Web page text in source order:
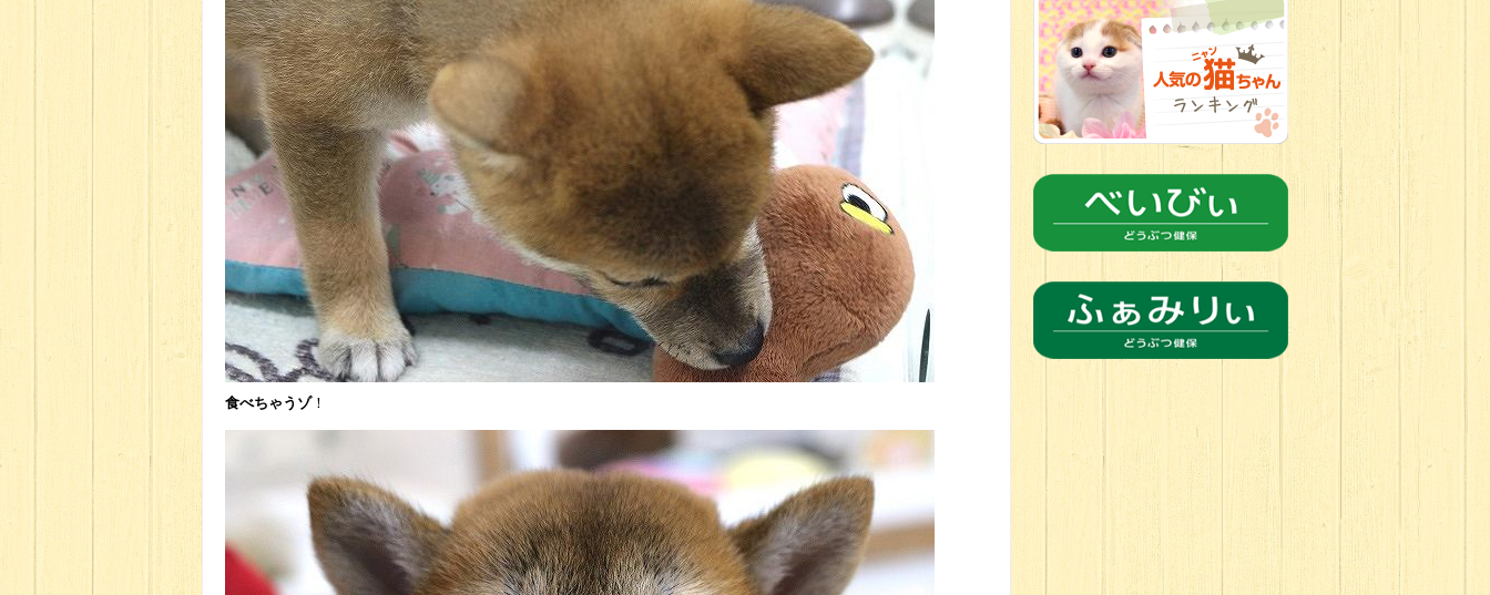
食べちゃうゾ！
2026.06.27 新入生
2026.06.24
人懐っこすぎ
なわんちゃんず